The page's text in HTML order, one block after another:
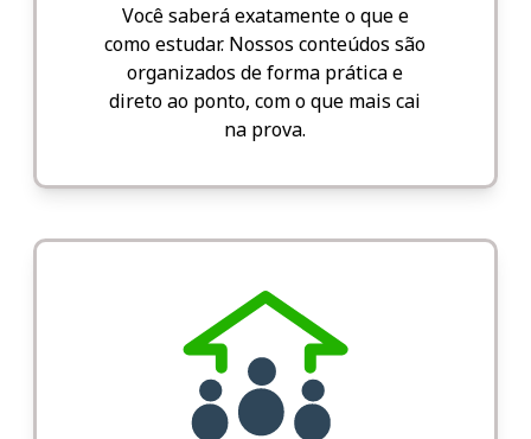
Você saberá exatamente o que e
como estudar. Nossos conteúdos são
organizados de forma prática e
direto ao ponto, com o que mais cai
na prova.